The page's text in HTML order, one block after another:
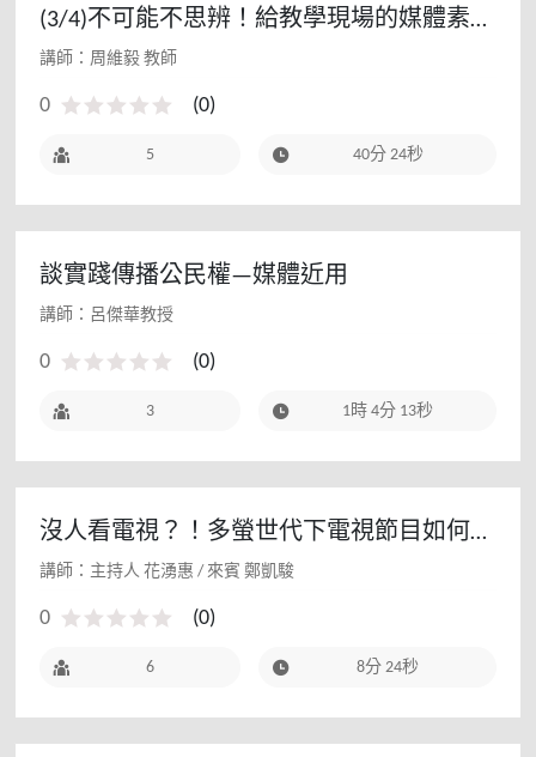
(3/4)不可能不思辨！給教學現場的媒體素養
課3 - 112教師研習(初階場)
講師：周維毅 教師
0 (0)
5 40分 24秒
談實踐傳播公民權—媒體近用
講師：呂傑華教授
0 (0)
3 1時 4分 13秒
沒人看電視？！多螢世代下電視節目如何生
存
講師：主持人 花湧惠 / 來賓 鄭凱駿
0 (0)
6 8分 24秒